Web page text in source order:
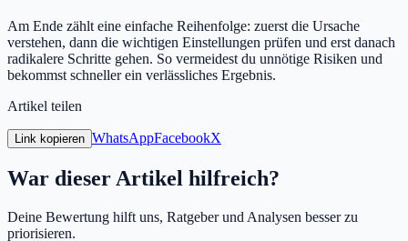
Am Ende zählt eine einfache Reihenfolge: zuerst die Ursache
verstehen, dann die wichtigen Einstellungen prüfen und erst danach
radikalere Schritte gehen. So vermeidest du unnötige Risiken und
bekommst schneller ein verlässliches Ergebnis.
Artikel teilen
Link kopieren WhatsAppFacebookX
War dieser Artikel hilfreich?
Deine Bewertung hilft uns, Ratgeber und Analysen besser zu
priorisieren.